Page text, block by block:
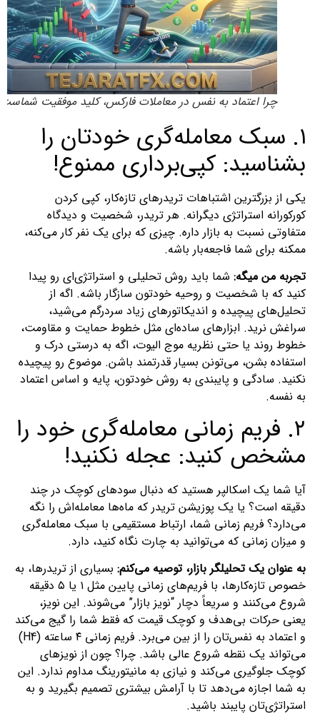
چرا اعتماد به نفس در معاملات فارکس، کلید موفقیت
۱. سبک معامله‌گری خودتان را
بشناسید: کپی‌برداری ممنوع!
یکی از بزرگترین اشتباهات تریدرهای تازه‌کار، کپی کردن
کورکورانه استراتژی دیگرانه. هر تریدر، شخصیت و دیدگاه
متفاوتی نسبت به بازار داره. چیزی که برای یک نفر کار می‌کنه،
ممکنه برای شما فاجعه‌بار باشه.
تجربه من میگه: شما باید روش تحلیلی و استراتژی‌ای رو پیدا
کنید که با شخصیت و روحیه خودتون سازگار باشه. اگه از
تحلیل‌های پیچیده و اندیکاتورهای زیاد سردرگم می‌شید،
سراغش نرید. ابزارهای ساده‌ای مثل خطوط حمایت و مقاومت،
خطوط روند یا حتی نظریه موج الیوت، اگه به درستی درک و
استفاده بشن، می‌تونن بسیار قدرتمند باشن. موضوع رو پیچیده
نکنید. سادگی و پایبندی به روش خودتون، پایه و اساس اعتماد
به نفسه.
۲. فریم زمانی معامله‌گری خود را
مشخص کنید: عجله نکنید!
آیا شما یک اسکالپر هستید که دنبال سودهای کوچک در چند
دقیقه است؟ یا یک پوزیشن تریدر که ماه‌ها معامله‌اش را نگه
می‌دارد؟ فریم زمانی شما، ارتباط مستقیمی با سبک معامله‌گری
و میزان زمانی که می‌توانید به چارت نگاه کنید، دارد.
به عنوان یک تحلیلگر بازار، توصیه می‌کنم: بسیاری از تریدرها، به
خصوص تازه‌کارها، با فریم‌های زمانی پایین مثل ۱ یا ۵ دقیقه
شروع می‌کنند و سریعاً دچار “نویز بازار” می‌شوند. این نویز،
یعنی حرکات بی‌هدف و کوچک قیمت که فقط شما را گیج می‌کند
و اعتماد به نفس‌تان را از بین می‌برد. فریم زمانی ۴ ساعته (H4)
می‌تواند یک نقطه شروع عالی باشد. چرا؟ چون از نویزهای
کوچک جلوگیری می‌کند و نیازی به مانیتورینگ مداوم ندارد. این
به شما اجازه می‌دهد تا با آرامش بیشتری تصمیم بگیرید و به
استراتژی‌تان پایبند باشید.